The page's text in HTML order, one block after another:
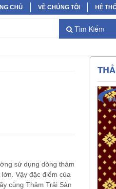
CHỦ VỀ CHÚNG TÔI HỆ
Tìm Kiếm
sử dụng dòng thảm
Vậy đặc điểm của
cùng Thảm Trải Sàn